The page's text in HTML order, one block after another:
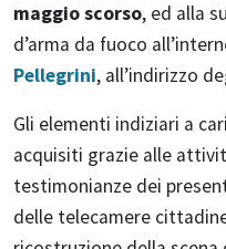
maggio scorso, ed alla
d’arma da fuoco
Pellegrini, all’indirizzo
Gli elementi indiziari a
acquisiti grazie alle
testimonianze dei
delle telecamere